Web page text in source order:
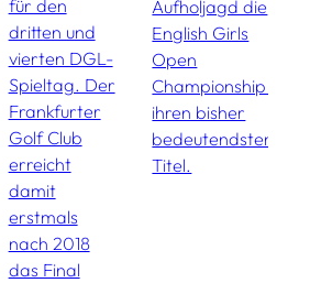
für den
dritten und
vierten DGL-
Spieltag. Der
Frankfurter
Golf Club
erreicht
damit
erstmals
nach 2018
das Final
Aufholjagd die
English Girls
Open
Championship –
ihren bisher
bedeutendsten
Titel.